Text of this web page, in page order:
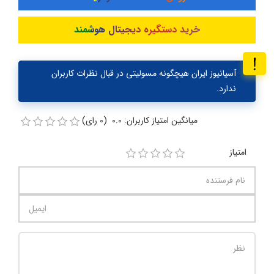
خرید دستگیره دیجیتال هوشمند
آسیانیوز ایران هیچگونه مسولیتی در قبال نظرات کاربران
ندارد.
میانگین امتیاز کاربران: 0.0 (0 رای)
امتیاز